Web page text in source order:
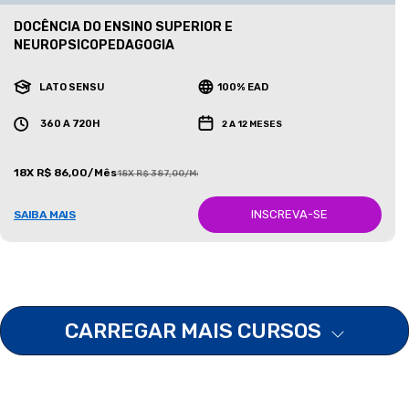
DOCÊNCIA DO ENSINO SUPERIOR E
NEUROPSICOPEDAGOGIA
LATO SENSU 100% EAD
360 A 720H 2 A 12 MESES
18X R$ 86,00/Mês18X R$ 387,00/Mês
SAIBA MAIS INSCREVA-SE
CARREGAR MAIS CURSOS